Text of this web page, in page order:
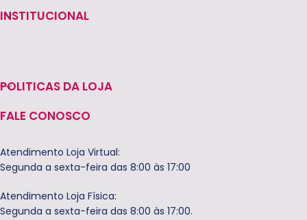
INSTITUCIONAL
POLITICAS DA LOJA
FALE CONOSCO
Atendimento Loja Virtual:
Segunda a sexta-feira das 8:00 às 17:00
Atendimento Loja Física:
Segunda a sexta-feira das 8:00 às 17:00.